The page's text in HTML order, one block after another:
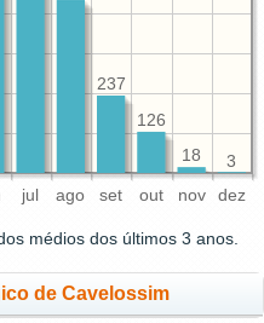
jul ago set out nov dez
3
18
126
237
médios dos últimos 3 anos.
de Cavelossim